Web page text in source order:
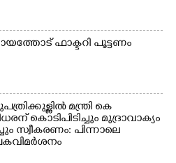
ഫാക്ടറി പൂട്ടണം
മന്ത്രി കെ
കൊടിപിടിച്ചും മുദ്രാവാക്യം
സ്വീകരണം: പിന്നാലെ